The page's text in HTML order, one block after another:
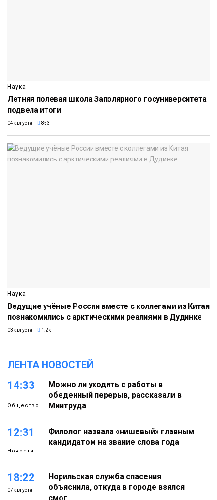
Наука
Летняя полевая школа Заполярного госуниверситета
подвела итоги
04 августа 853
Наука
Ведущие учёные России вместе с коллегами из Китая
познакомились с арктическими реалиями в Дудинке
03 августа 1.2k
ЛЕНТА НОВОСТЕЙ
14:33
Общество
Можно ли уходить с работы в
обеденный перерыв, рассказали в
Минтруда
12:31
Новости
Филолог назвала «нишевый» главным
кандидатом на звание слова года
18:22
07 августа
Норильская служба спасения
объяснила, откуда в городе взялся
смог